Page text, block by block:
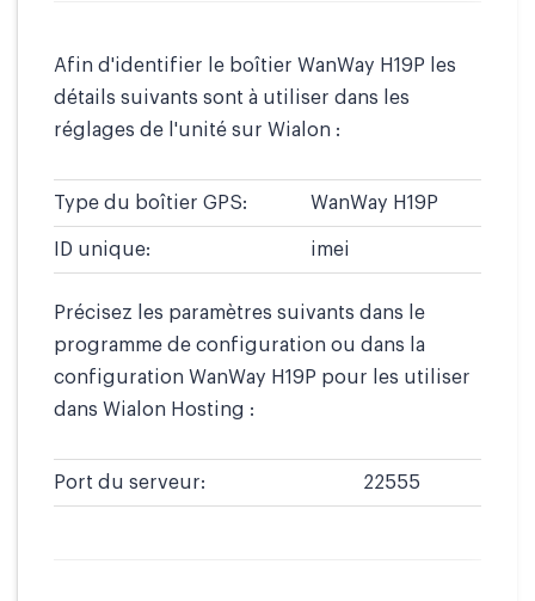
Afin d'identifier le boîtier WanWay H19P les
détails suivants sont à utiliser dans les
réglages de l'unité sur Wialon :
Type du boîtier GPS: WanWay H19P
ID unique: imei
Précisez les paramètres suivants dans le
programme de configuration ou dans la
configuration WanWay H19P pour les utiliser
dans Wialon Hosting :
Port du serveur: 22555